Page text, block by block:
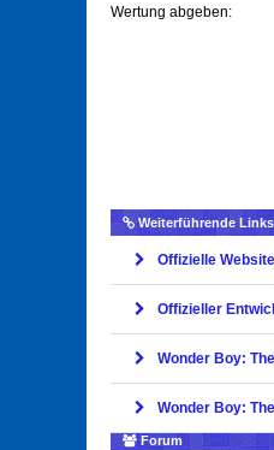
Wertung abgeben:
Weiterführende Links
Offizielle
Offizieller
Wonder Boy:
Wonder Boy:
Forum